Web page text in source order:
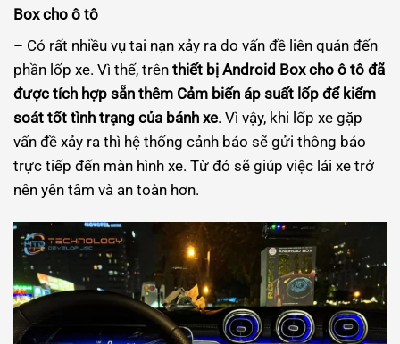
Box cho ô tô
– Có rất nhiều vụ tai nạn xảy ra do vấn đề liên quán đến
phần lốp xe. Vì thế, trên thiết bị Android Box cho ô tô đã
được tích hợp sẵn thêm Cảm biến áp suất lốp để kiểm
soát tốt tình trạng của bánh xe. Vì vậy, khi lốp xe gặp
vấn đề xảy ra thì hệ thống cảnh báo sẽ gửi thông báo
trực tiếp đến màn hình xe. Từ đó sẽ giúp việc lái xe trở
nên yên tâm và an toàn hơn.